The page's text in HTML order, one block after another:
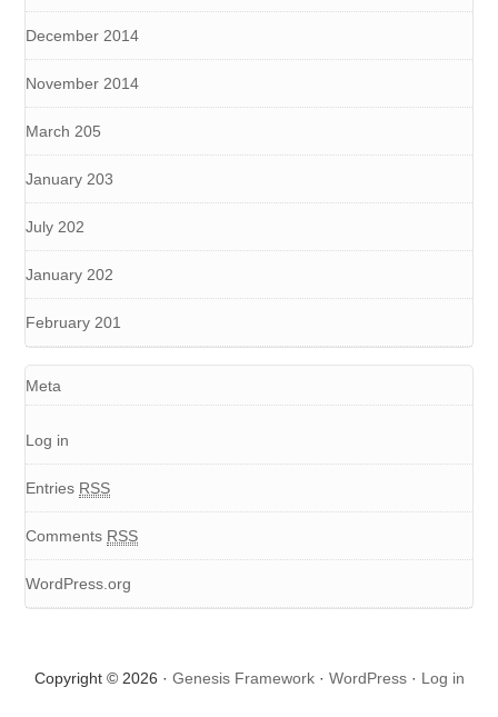
December 2014
November 2014
March 205
January 203
July 202
January 202
February 201
Meta
Log in
Entries RSS
Comments RSS
WordPress.org
Copyright © 2026 · Genesis Framework· WordPress· Log in